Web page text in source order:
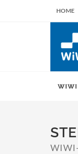
HOME
WIWI